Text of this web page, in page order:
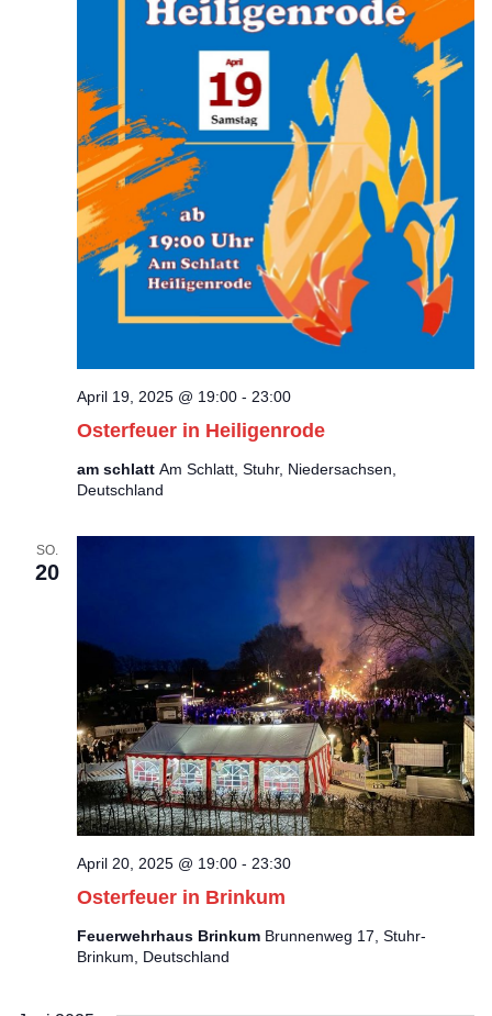
i
o
Osterfeuer in Heiligenrode
April 19, 2025 @ 19:00 - 23:00
am schlatt Am Schlatt, Stuhr, Niedersachsen,
Deutschland
SO.
20
Osterfeuer in Brinkum
April 20, 2025 @ 19:00 - 23:30
Feuerwehrhaus Brinkum Brunnenweg 17, Stuhr-
Brinkum, Deutschland